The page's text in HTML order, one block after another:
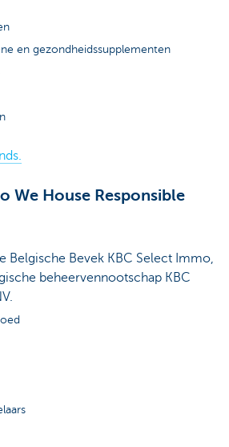
en gezondheidssupplementen
We House Responsible
Belgische Bevek KBC Select Immo,
beheervennootschap KBC